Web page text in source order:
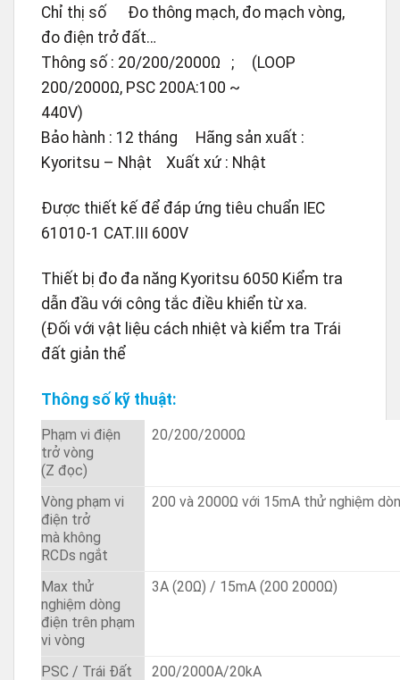
Chỉ thị số Đo thông mạch, đo mạch vòng,
đo điện trở đất…
Thông số : 20/200/2000Ω ; (LOOP
200/2000Ω, PSC 200A:100 ~
440V)
Bảo hành : 12 tháng Hãng sản xuất :
Kyoritsu – Nhật Xuất xứ : Nhật
Được thiết kế để đáp ứng tiêu chuẩn IEC
61010-1 CAT.III 600V
Thiết bị đo đa năng Kyoritsu 6050 Kiểm tra
dẫn đầu với công tắc điều khiển từ xa.
(Đối với vật liệu cách nhiệt và kiểm tra Trái
đất giản thể
Thông số kỹ thuật:
Phạm vi điện
trở vòng
(Z đọc)
20/200/2000Ω
Vòng phạm vi
điện trở
mà không
RCDs ngắt
200 và 2000Ω với 15mA thử nghiệm
Max thử
nghiệm dòng
điện trên phạm
vi vòng
3A (20Ω) / 15mA (200 2000Ω)
PSC / Trái Đất
200/2000A/20kA